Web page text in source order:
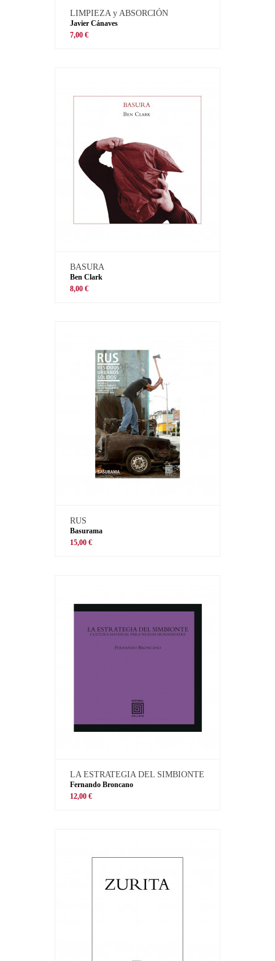
LIMPIEZA y ABSORCIÓN
Javier Cánaves
7,00 €
BASURA
Ben Clark
8,00 €
RUS
Basurama
15,00 €
LA ESTRATEGIA DEL SIMBIONTE
Fernando Broncano
12,00 €